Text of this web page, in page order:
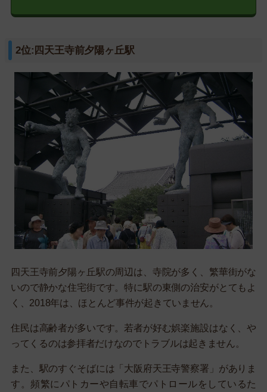
2位:四天王寺前夕陽ヶ丘駅
四天王寺前夕陽ヶ丘駅の周辺は、寺院が多く、繁華街がな
いので静かな住宅街です。特に駅の東側の治安がとてもよ
く、2018年は、ほとんど事件が起きていません。
住民は高齢者が多いです。若者が好む娯楽施設はなく、や
ってくるのは参拝者だけなのでトラブルは起きません。
また、駅のすぐそばには「大阪府天王寺警察署」がありま
す。頻繁にパトカーや自転車でパトロールをしているた